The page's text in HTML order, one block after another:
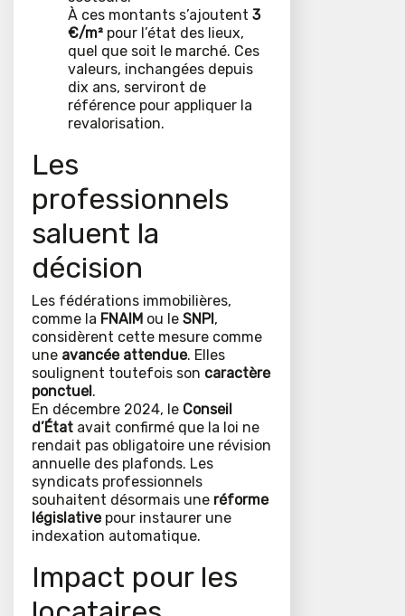
À ces montants s’ajoutent 3
€/m² pour l’état des lieux,
quel que soit le marché. Ces
valeurs, inchangées depuis
dix ans, serviront de
référence pour appliquer la
revalorisation.
Les
professionnels
saluent la
décision
Les fédérations immobilières,
comme la FNAIM ou le SNPI,
considèrent cette mesure comme
une avancée attendue. Elles
soulignent toutefois son caractère
ponctuel.
En décembre 2024, le Conseil
d’État avait confirmé que la loi ne
rendait pas obligatoire une révision
annuelle des plafonds. Les
syndicats professionnels
souhaitent désormais une réforme
législativepour instaurer une
indexation automatique.
Impact pour les